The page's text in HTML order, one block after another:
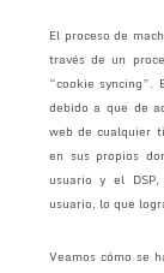
El proceso de
través de un
“cookie syncing”.
debido a que de
web de cualquier
en sus propios
usuario y el
usuario, lo que
Veamos cómo se